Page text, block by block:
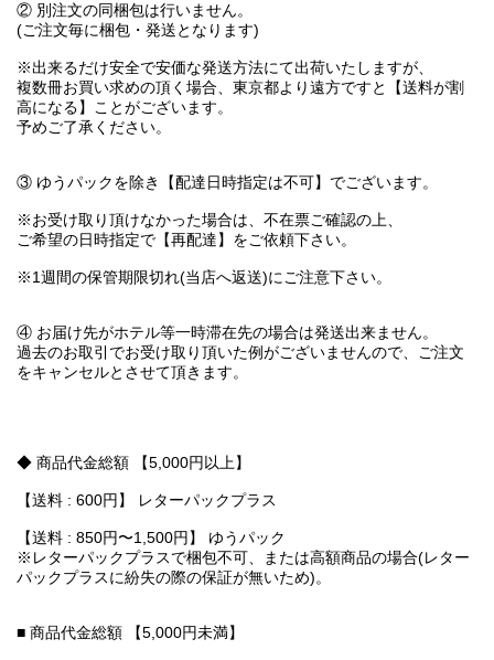
② 別注文の同梱包は行いません。
(ご注文毎に梱包・発送となります)
※出来るだけ安全で安価な発送方法にて出荷いたしますが、
複数冊お買い求めの頂く場合、東京都より遠方ですと【送料が割
高になる】ことがございます。
予めご了承ください。
③ ゆうパックを除き【配達日時指定は不可】でございます。
※お受け取り頂けなかった場合は、不在票ご確認の上、
ご希望の日時指定で【再配達】をご依頼下さい。
※1週間の保管期限切れ(当店へ返送)にご注意下さい。
④ お届け先がホテル等一時滞在先の場合は発送出来ません。
過去のお取引でお受け取り頂いた例がございませんので、ご注文
をキャンセルとさせて頂きます。
◆ 商品代金総額 【5,000円以上】
【送料 : 600円】 レターパックプラス
【送料 : 850円〜1,500円】 ゆうパック
※レターパックプラスで梱包不可、または高額商品の場合(レター
パックプラスに紛失の際の保証が無いため)。
■ 商品代金総額 【5,000円未満】